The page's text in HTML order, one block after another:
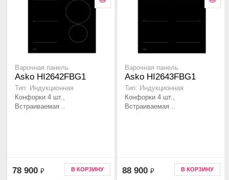
Варочная панель
Asko HI2642FBG1
Тип: Индукционная
Конфорки 4 шт.,
Встраиваемая ..
78 900 ₽ В КОРЗИНУ
Варочная панель
Asko HI2643FBG1
Тип: Индукционная
Конфорки 4 шт.,
Встраиваемая ..
88 900 ₽ В КОРЗИНУ